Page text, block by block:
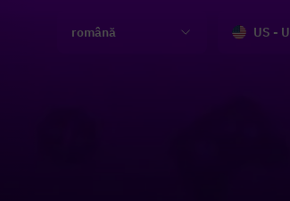
română US -